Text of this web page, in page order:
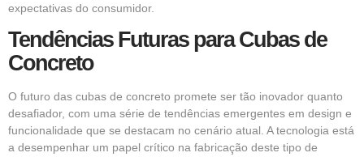
expectativas do consumidor.
Tendências Futuras para Cubas de
Concreto
O futuro das cubas de concreto promete ser tão inovador quanto
desafiador, com uma série de tendências emergentes em design e
funcionalidade que se destacam no cenário atual. A tecnologia está
a desempenhar um papel crítico na fabricação deste tipo de